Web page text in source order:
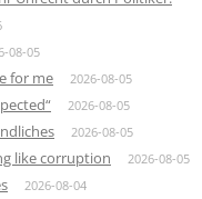
08-05
for me 2026-08-05
2026-08-05
2026-08-05
like corruption 2026-08-05
2026-08-04